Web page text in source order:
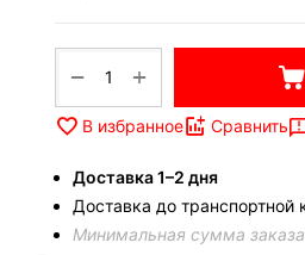
+
−
В избранное Сравнить
Доставка 1–2 дня
Доставка до транспортной
Минимальная сумма